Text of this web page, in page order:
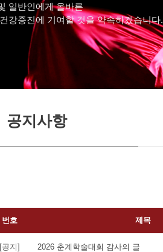
일반인에게 올바른
강증진에 기여할 것을 약속하겠습니다.
공지사항
번호 제목
[공지] 2026 춘계학술대회 감사의 글